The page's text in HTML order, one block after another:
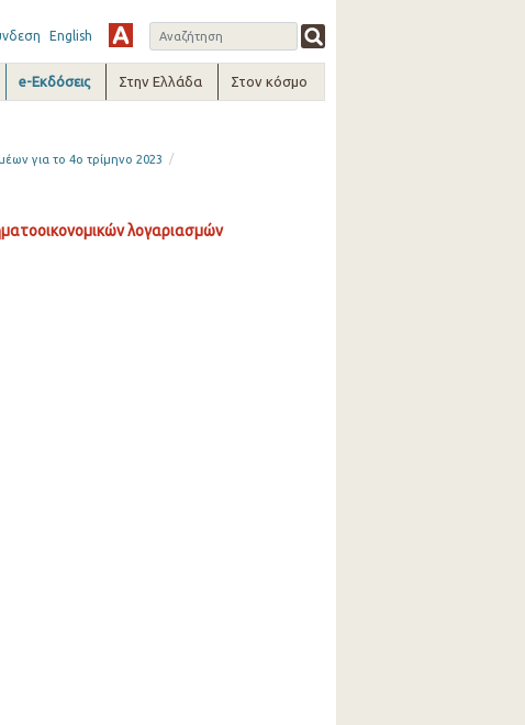
English
e-Εκδόσεις Στην Ελλάδα Στον κόσμο
για το 4ο τρίμηνο 2023 /
λογαριασμών